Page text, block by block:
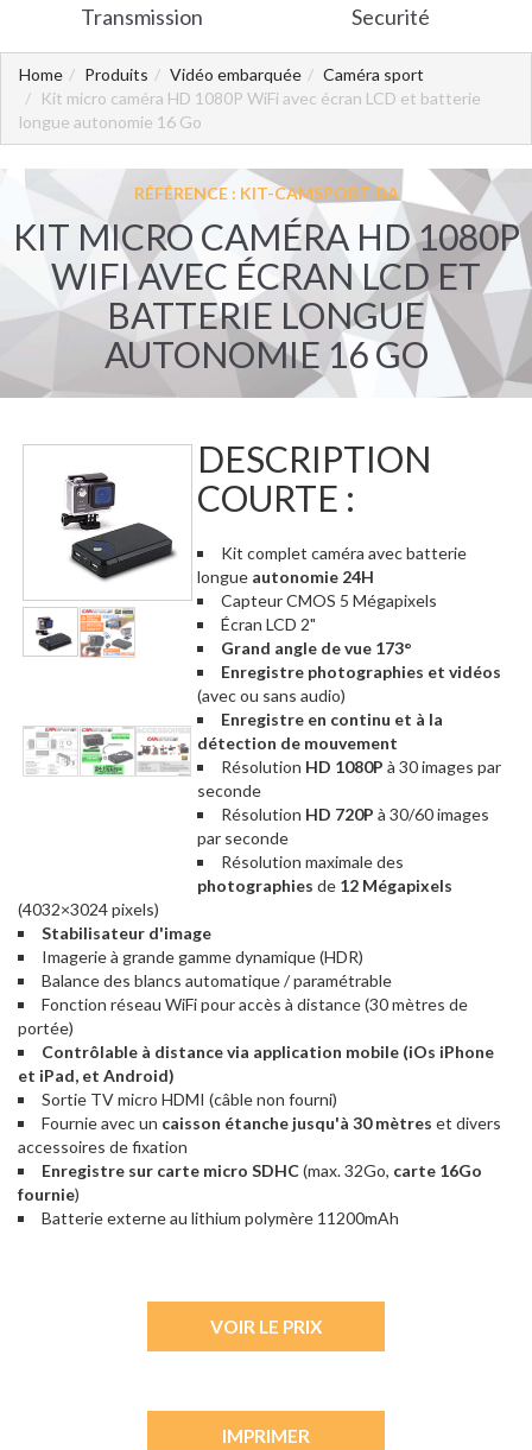
Transmission Securité
Home Produits Vidéo embarquée
Caméra sport
Kit micro caméra HD 1080P WiFi avec écran LCD et batterie
longue autonomie 16 Go
RÉFÉRENCE : KIT-CAMSPORT-BA
KIT MICRO CAMÉRA HD 1080P
WIFI AVEC ÉCRAN LCD ET
BATTERIE LONGUE
AUTONOMIE 16 GO
DESCRIPTION
COURTE :
Kit complet caméra avec batterie
longue autonomie 24H
Capteur CMOS 5 Mégapixels
Écran LCD 2"
Grand angle de vue 173°
Enregistre photographies et vidéos
(avec ou sans audio)
Enregistre en continu et à la
détection de mouvement
Résolution HD 1080P à 30 images par
seconde
Résolution HD 720P à 30/60 images
par seconde
Résolution maximale des
photographies de 12 Mégapixels
(4032×3024 pixels)
Stabilisateur d'image
Imagerie à grande gamme dynamique (HDR)
Balance des blancs automatique / paramétrable
Fonction réseau WiFi pour accès à distance (30 mètres de
portée)
Contrôlable à distance via application mobile (iOs iPhone
et iPad, et Android)
Sortie TV micro HDMI (câble non fourni)
Fournie avec un caisson étanche jusqu'à 30 mètres et divers
accessoires de fixation
Enregistre sur carte micro SDHC(max. 32Go, carte 16Go
fournie)
Batterie externe au lithium polymère 11200mAh
VOIR LE PRIX
IMPRIMER